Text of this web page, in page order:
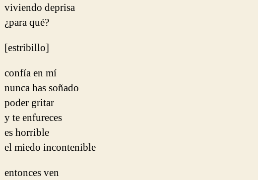
viviendo deprisa
¿para qué?
[estribillo]
confía en mí
nunca has soñado
poder gritar
y te enfureces
es horrible
el miedo incontenible
entonces ven